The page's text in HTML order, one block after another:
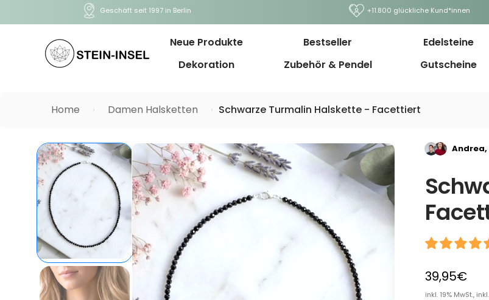
Geschäft seit 1997 in Berlin +11.800 glückliche Kund*innen
Neue Produkte Bestseller Edelsteine
Dekoration
Zubehör & Pendel Gutscheine
Home Damen Halsketten Schwarze Turmalin Halskette - Facettiert
Andrea,
39,95€
inkl. 19% MwSt.,